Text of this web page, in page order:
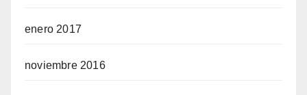
enero 2017
noviembre 2016